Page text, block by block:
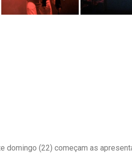
domingo (22) começam as